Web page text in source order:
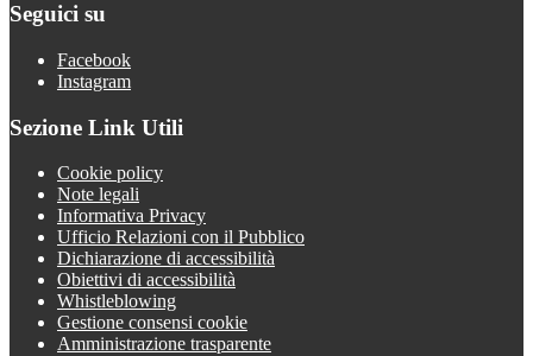
Seguici su
Facebook
Instagram
Sezione Link Utili
Cookie policy
Note legali
Informativa Privacy
Ufficio Relazioni con il Pubblico
Dichiarazione di accessibilità
Obiettivi di accessibilità
Whistleblowing
Gestione consensi cookie
Amministrazione trasparente